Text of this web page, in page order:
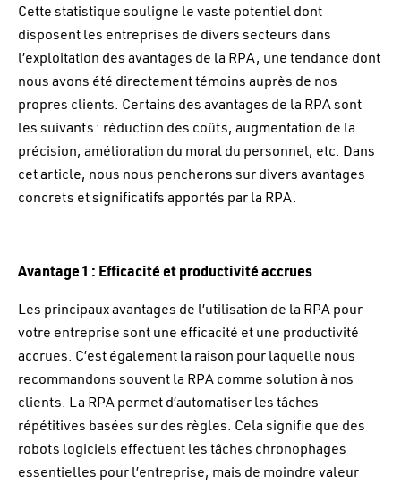
Cette statistique souligne le vaste potentiel dont
disposent les entreprises de divers secteurs dans
l’exploitation des avantages de la RPA, une tendance dont
nous avons été directement témoins auprès de nos
propres clients. Certains des avantages de la RPA sont
les suivants : réduction des coûts, augmentation de la
précision, amélioration du moral du personnel, etc. Dans
cet article, nous nous pencherons sur divers avantages
concrets et significatifs apportés par la RPA.
Avantage 1 : Efficacité et productivité accrues
Les principaux avantages de l’utilisation de la RPA pour
votre entreprise sont une efficacité et une productivité
accrues. C’est également la raison pour laquelle nous
recommandons souvent la RPA comme solution à nos
clients. La RPA permet d’automatiser les tâches
répétitives basées sur des règles. Cela signifie que des
robots logiciels effectuent les tâches chronophages
essentielles pour l’entreprise, mais de moindre valeur